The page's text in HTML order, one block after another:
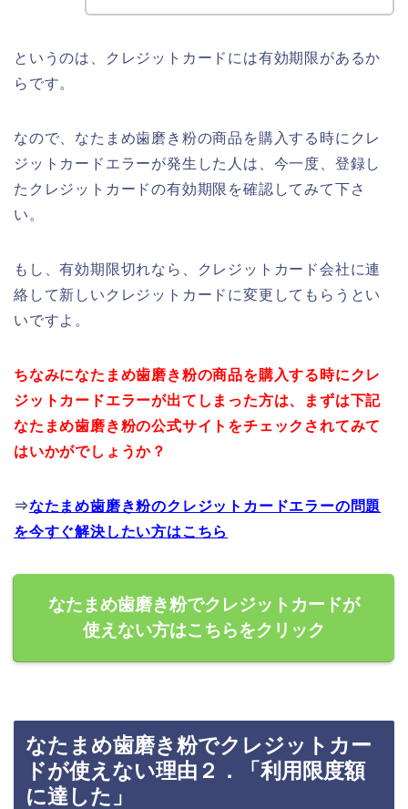
というのは、クレジットカードには有効期限があるか
らです。
なので、なたまめ歯磨き粉の商品を購入する時にクレ
ジットカードエラーが発生した人は、今一度、登録し
たクレジットカードの有効期限を確認してみて下さ
い。
もし、有効期限切れなら、クレジットカード会社に連
絡して新しいクレジットカードに変更してもらうとい
いですよ。
ちなみになたまめ歯磨き粉の商品を購入する時にクレ
ジットカードエラーが出てしまった方は、まずは下記
なたまめ歯磨き粉の公式サイトをチェックされてみて
はいかがでしょうか？
⇒なたまめ歯磨き粉のクレジットカードエラーの問題
を今すぐ解決したい方はこちら
なたまめ歯磨き粉でクレジットカードが
使えない方はこちらをクリック
なたまめ歯磨き粉でクレジットカー
ドが使えない理由２．「利用限度額
に達した」